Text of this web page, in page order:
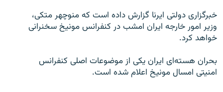
خبرگزاری دولتی ایرنا گزارش داده است که منوچهر متکی،
وزیر امور خارجه ایران امشب در کنفرانس مونیخ سخنرانی
خواهد کرد.
بحران هسته‌ای ایران یکی از موضوعات اصلی کنفرانس
امنیتی امسال مونیخ اعلام شده است.